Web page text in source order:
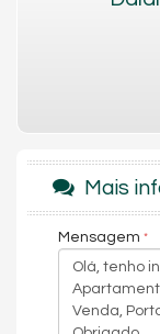
Hall Decorado e
Perequê
Porto Belo /SC
Mais
Mensagem